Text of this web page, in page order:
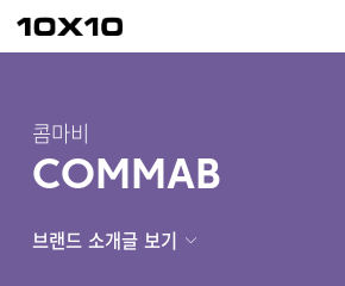
텐
바
콤마비
COMMAB
브랜드 소개글 보기